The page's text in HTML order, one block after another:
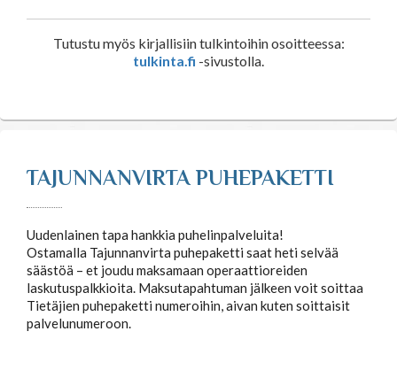
Tutustu myös kirjallisiin tulkintoihin osoitteessa:
tulkinta.fi -sivustolla.
TAJUNNANVIRTA PUHEPAKETTI
Uudenlainen tapa hankkia puhelinpalveluita!
Ostamalla Tajunnanvirta puhepaketti saat heti selvää
säästöä – et joudu maksamaan operaattioreiden
laskutuspalkkioita. Maksutapahtuman jälkeen voit soittaa
Tietäjien puhepaketti numeroihin, aivan kuten soittaisit
palvelunumeroon.